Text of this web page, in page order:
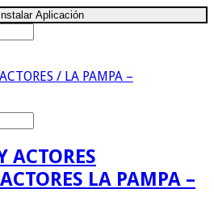
Instalar Aplicación
/ LA PAMPA –
LA PAMPA –